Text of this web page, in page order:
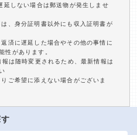
しない場合は郵送物が発生しませ
、身分証明書以外にも収入証明書が
済に遅延した場合やその他の事情に
性があります。
は随時変更されるため、最新情報は
ご希望に添えない場合がございま